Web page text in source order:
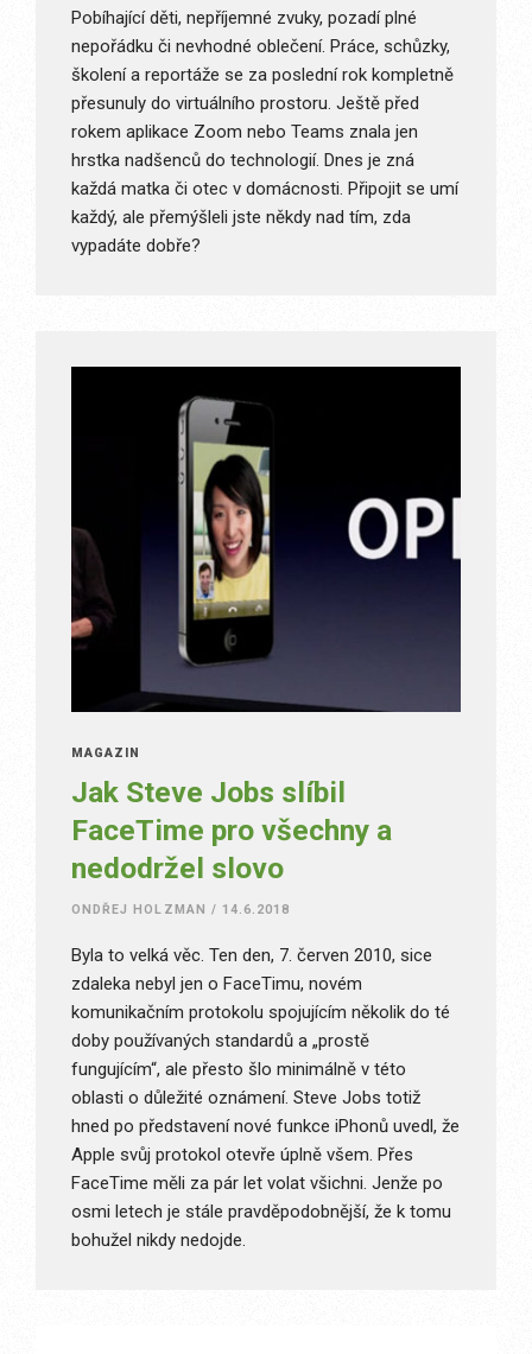
Pobíhající děti, nepříjemné zvuky, pozadí plné
nepořádku či nevhodné oblečení. Práce, schůzky,
školení a reportáže se za poslední rok kompletně
přesunuly do virtuálního prostoru. Ještě před
rokem aplikace Zoom nebo Teams znala jen
hrstka nadšenců do technologií. Dnes je zná
každá matka či otec v domácnosti. Připojit se umí
každý, ale přemýšleli jste někdy nad tím, zda
vypadáte dobře?
MAGAZÍN
Jak Steve Jobs slíbil
FaceTime pro všechny a
nedodržel slovo
ONDŘEJ HOLZMAN / 14.6.2018
Byla to velká věc. Ten den, 7. červen 2010, sice
zdaleka nebyl jen o FaceTimu, novém
komunikačním protokolu spojujícím několik do té
doby používaných standardů a „prostě
fungujícím“, ale přesto šlo minimálně v této
oblasti o důležité oznámení. Steve Jobs totiž
hned po představení nové funkce iPhonů uvedl, že
Apple svůj protokol otevře úplně všem. Přes
FaceTime měli za pár let volat všichni. Jenže po
osmi letech je stále pravděpodobnější, že k tomu
bohužel nikdy nedojde.